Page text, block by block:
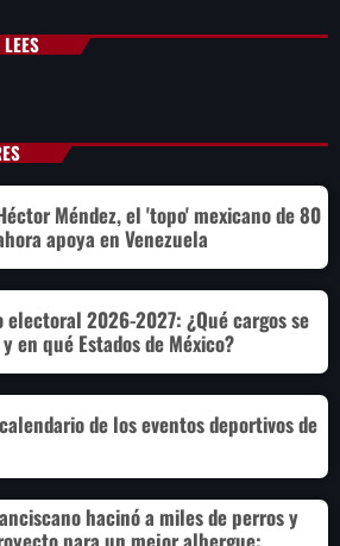
Méndez, el 'topo' mexicano de 80
apoya en Venezuela
electoral 2026-2027: ¿Qué cargos se
en qué Estados de México?
de los eventos deportivos de
hacinó a miles de perros y